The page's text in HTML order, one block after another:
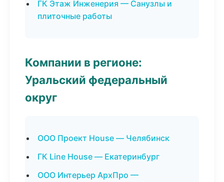
ГК Этаж Инженерия — Санузлы и
плиточные работы
Компании в регионе:
Уральский федеральный
округ
ООО Проект House — Челябинск
ГК Line House — Екатеринбург
ООО Интерьер АрхПро —